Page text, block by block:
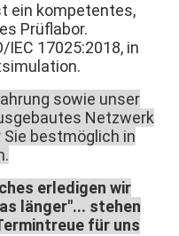
ein kompetentes,
Prüflabor.
IEC 17025:2018, in
sowie unser
Netzwerk
bestmöglich in
erledigen wir
länger"... stehen
für uns